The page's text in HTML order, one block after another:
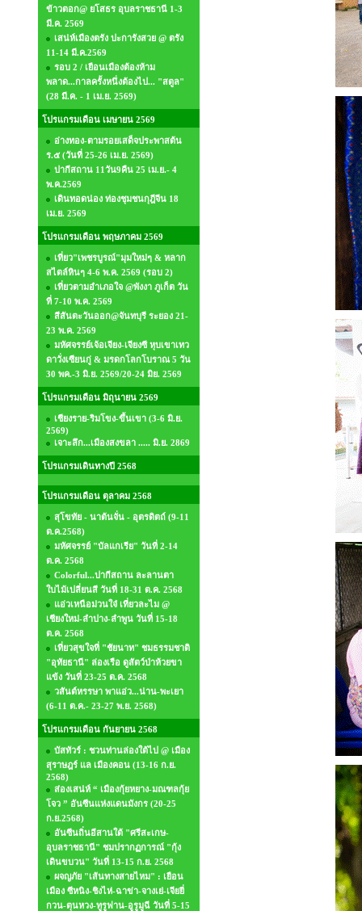
ข้าวตอก@ ยโสธร อุบลราชธานี 1-3
มี.ค. 2569
เสน่ห์เมืองตรัง ปะการังสวย @ ตรัง
11-14 มี.ค.2569
รอบ 2 / เยือนเมืองต้องห้าม
พลาด...กาลครั้งหนึ่งต้องไป... "สตูล"
(28 มี.ค. - 1 เม.ย. 2569)
โปรแกรมเดือน เมษายน 2569
อ่างทอง-ตามรอยเสด็จประพาสต้น
ร.๕ (วันที่ 25-26 เม.ย. 2569)
ปากีสถาน 11วัน9คืน 25 เม.ย.- 4
พ.ค.2569
เดินทอดน่อง ท่องชุมชนกุฎีจีน 18
เม.ย. 2569
โปรแกรมเดือน พฤษภาคม 2569
เที่ยว"เพชรบูรณ์"มุมใหม่ๆ & หลาก
สไตล์หินๆ 4-6 พ.ค. 2569 (รอบ 2)
เที่ยวตามอำเภอใจ @พังงา ภูเก็ต วัน
ที่ 7-10 พ.ค. 2569
สีสันตะวันออก@จันทบุรี ระยอง 21-
23 พ.ค. 2569
มหัศจรรย์เจ้อเจียง-เจียงซี หุบเขาเทว
ดาวั่งเซียนกู่ & มรดกโลกโบราณ 5 วัน
30 พค.-3 มิ.ย. 2569/20-24 มิย. 2569
โปรแกรมเดือน มิถุนายน 2569
เชียงราย-ริมโขง-ขึ้นเขา (3-6 มิ.ย.
2569)
เจาะลึก...เมืองสงขลา ..... มิ.ย. 2869
โปรแกรมเดินทางปี 2568
โปรแกรมเดือน ตุลาคม 2568
สุโขทัย - นาต้นจั่น - อุตรดิตถ์ (9-11
ต.ค.2568)
มหัศจรรย์ "บัลแกเรีย" วันที่ 2-14
ต.ค. 2568
Colorful...ปากีสถาน ละลานตา
ใบไม้เปลี่ยนสี วันที่ 18-31 ต.ค. 2568
แอ่วเหนือม่วนใจ๋ เที่ยวละไม @
เชียงใหม่-ลำปาง-ลำพูน วันที่ 15-18
ต.ค. 2568
เที่ยวสุขใจที่ "ชัยนาท" ชมธรรมชาติ
"อุทัยธานี" ล่องเรือ ดูสัตว์ป่าห้วยขา
แข้ง วันที่ 23-25 ต.ค. 2568
วสันต์หรรษา พาแอ่ว...น่าน-พะเยา
(6-11 ต.ค.- 23-27 พ.ย. 2568)
โปรแกรมเดือน กันยายน 2568
บัสทัวร์ : ชวนท่านล่องใต้ไป @ เมือง
สุราษฎร์ แล เมืองคอน (13-16 ก.ย.
2568)
ส่องเสน่ห์ “ เมืองกุ้ยหยาง-มณฑลกุ้ย
โจว ” อันซีนแห่งแดนมังกร (20-25
ก.ย.2568)
อันซีนถิ่นอีสานใต้ "ศรีสะเกษ-
อุบลราชธานี" ชมปรากฏการณ์ "กุ้ง
เดินขบวน" วันที่ 13-15 ก.ย. 2568
ผจญภัย "เส้นทางสายไหม" : เยือน
เมือง ซีหนิง-ชิงไห่-ฉาข่า-จางเย่-เจียยี่
กวน-ตุนหวง-ทูรูฟาน-อูรูมูฉี วันที่ 5-15